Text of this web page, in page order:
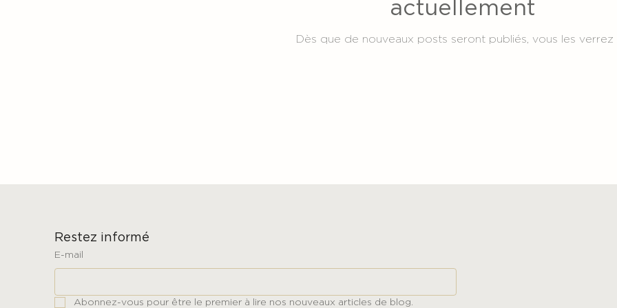
actuellement
Dès que de nouveaux posts seront publiés, vous les verrez
Restez informé
E-mail
Abonnez-vous pour être le premier à lire nos nouveaux articles de blog.